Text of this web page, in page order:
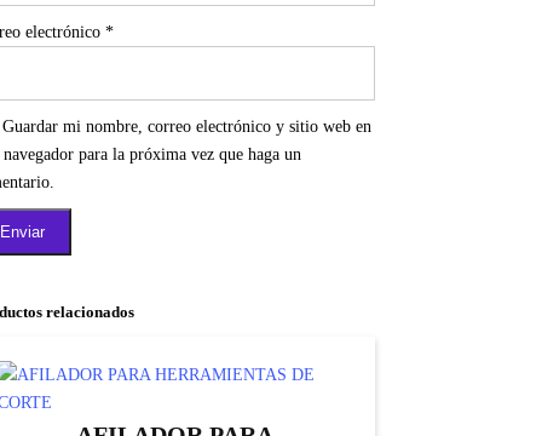
electrónico *
Guardar mi nombre, correo electrónico y sitio web en
navegador para la próxima vez que haga un
relacionados